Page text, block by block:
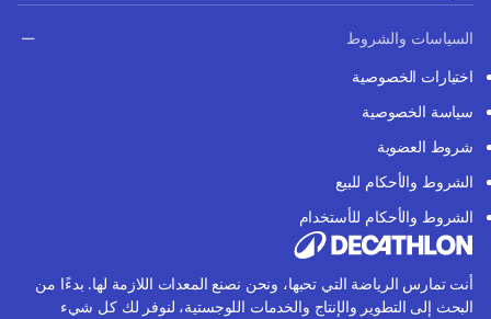
السياسات والشروط
اختيارات الخصوصية
سياسة الخصوصية
شروط العضوية
الشروط والأحكام للبيع
الشروط والأحكام للأستخدام
أنت تمارس الرياضة التي تحبها، ونحن نصنع المعدات اللازمة لها. بدءًا من
البحث إلى التطوير والإنتاج والخدمات اللوجستية، لنوفر لك كل شيء